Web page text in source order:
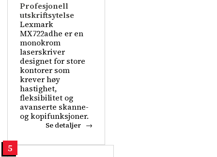
Profesjonell
utskriftsytelse
Lexmark
MX722adhe er en
monokrom
laserskriver
designet for store
kontorer som
krever høy
hastighet,
fleksibilitet og
avanserte skanne-
og kopifunksjoner.
Se detaljer
5